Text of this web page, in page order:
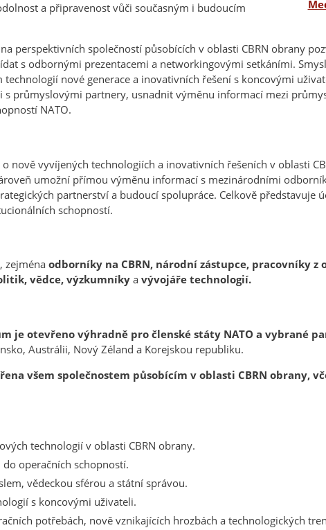
a připravenost vůči současným i budoucím
perspektivních společností působících v oblasti CBRN obrany
s odbornými prezentacemi a networkingovými setkáními.
nové generace a inovativních řešení s koncovými
s průmyslovými partnery, usnadnit výměnu informací mezi
NATO.
nově vyvíjených technologiích a inovativních řešeních v oblasti
umožní přímou výměnu informací s mezinárodními
partnerství a budoucí spolupráce. Celkově představuje
schopností.
zejména odborníky na CBRN, národní zástupce, pracovníky z
vědce, výzkumníky a vývojáře technologií.
je otevřenovýhradně pro členské státy NATO a vybrané
Austrálii, Nový Zéland a Korejskou republiku.
všem společnostem působícím v oblasti CBRN obrany,
technologií v oblasti CBRN obrany.
operačních schopností.
vědeckou sférou a státní správou.
s koncovými uživateli.
potřebách, nově vznikajících hrozbách a technologických